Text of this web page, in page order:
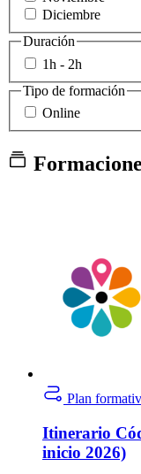
Diciembre
Duración
1h - 2h
Tipo de formación
Online
Plan
Itinerario
inicio 2026)